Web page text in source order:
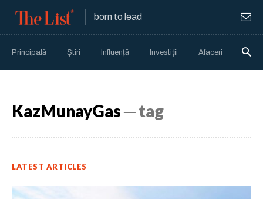
born to lead
Principală Știri Influență Investiții Afaceri
KazMunayGas─ tag
LATEST ARTICLES